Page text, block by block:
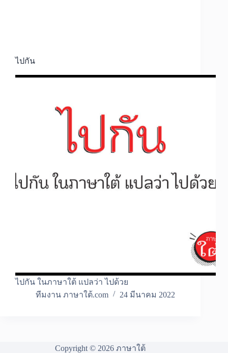
ไปกัน
ไปกัน ในภาษาใต้ แปลว่า ไปด้วย
ทีมงาน ภาษาใต้.com
24 มีนาคม 2022
Copyright © 2026 ภาษาใต้